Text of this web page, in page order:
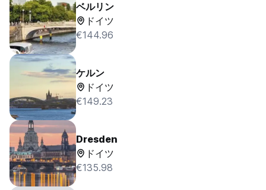
ベルリン
ドイツ
€144.96
ケルン
ドイツ
€149.23
Dresden
ドイツ
€135.98